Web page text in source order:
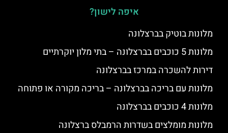
איפה לישון?
מלונות בוטיק בברצלונה
מלונות 5 כוכבים בברצלונה – בתי מלון יוקרתיים
דירות להשכרה במרכז בברצלונה
מלונות עם בריכה בברצלונה – בריכה מקורה או פתוחה
מלונות 4 כוכבים בברצלונה
מלונות מומלצים בשדרות הרמבלס ברצלונה